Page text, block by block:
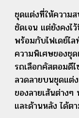
ชุดแต่งที่ให้ความ
ชัดเจน แต่ยังคงไ
พร้อมกับไฟเดย์ไ
ความพิเศษของชุ
รถเลือกคัสตอมดี
ลวดลายบนชุดแต่ง
ของลายเส้นต่าง
และด้านหลัง ได้ต